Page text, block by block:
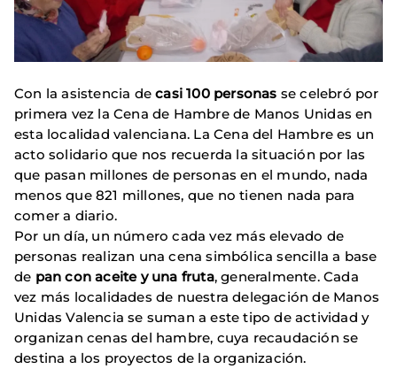
Con la asistencia decasi 100 personas se celebró por
primera vez la Cena de Hambre de Manos Unidas en
esta localidad valenciana. La Cena del Hambre es un
acto solidario que nos recuerda la situación por las
que pasan millones de personas en el mundo, nada
menos que 821 millones, que no tienen nada para
comer a diario.
Por un día, un número cada vez más elevado de
personas realizan una cena simbólica sencilla a base
de pan con aceite y una fruta, generalmente. Cada
vez más localidades de nuestra delegación de Manos
Unidas Valencia se suman a este tipo de actividad y
organizan cenas del hambre, cuya recaudación se
destina a los proyectos de la organización.